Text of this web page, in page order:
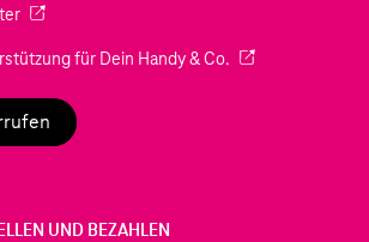
(Wird in einem neuen Tab geöffnet)
für Dein Handy & Co. (Wird in einem
UND BEZAHLEN